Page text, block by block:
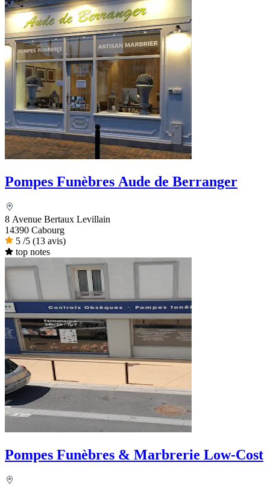
Pompes Funèbres Aude de Berranger
8 Avenue Bertaux Levillain
14390 Cabourg
5 /5 (13 avis)
top notes
Pompes Funèbres & Marbrerie Low-Cost